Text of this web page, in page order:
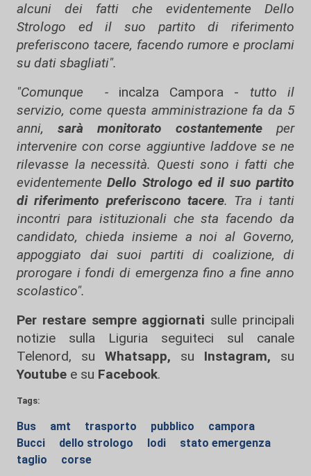
alcuni dei fatti che evidentemente Dello
Strologo ed il suo partito di riferimento
preferiscono tacere, facendo rumore e proclami
su dati sbagliati".
"Comunque -incalza Campora - tutto il
servizio, come questa amministrazione fa da 5
anni, sarà monitorato costantemente per
intervenire con corse aggiuntive laddove se ne
rilevasse la necessità. Questi sono i fatti che
evidentementeDello Strologo ed il suo partito
di riferimento preferiscono tacere. Tra i tanti
incontri para istituzionali che sta facendo da
candidato, chieda insieme a noi al Governo,
appoggiato dai suoi partiti di coalizione, di
prorogare i fondi di emergenza fino a fine anno
scolastico".
Per restare sempre aggiornati sulle principali
notizie sulla Liguria seguiteci sul canale
Telenord, su
Whatsapp, su Instagram, su
Youtube e su Facebook.
Tags:
Bus amt trasporto pubblico
campora
Bucci
dello strologo lodi
stato emergenza
taglio
corse